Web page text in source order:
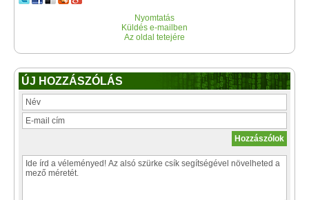
Nyomtatás
Küldés e-mailben
Az oldal tetejére
ÚJ HOZZÁSZÓLÁS